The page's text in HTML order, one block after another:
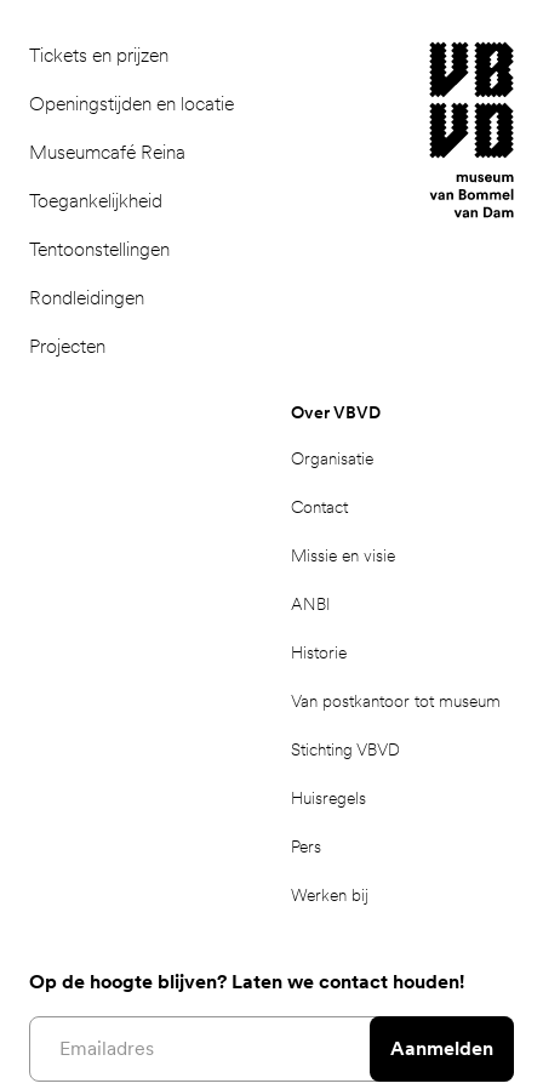
Tickets en prijzen
Openingstijden en locatie
Museumcafé Reina
Toegankelijkheid
Tentoonstellingen
Rondleidingen
Projecten
museum van
Over VBVD
Organisatie
Contact
Missie en visie
ANBI
Historie
Van postkantoor tot museum
Stichting VBVD
Huisregels
Pers
Werken bij
Op de hoogte blijven? Laten we contact houden!
Email address
Aanmelden